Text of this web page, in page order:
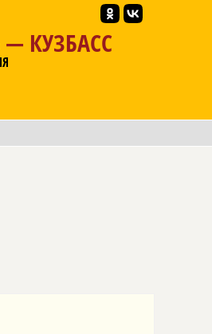
КУЗБАСС